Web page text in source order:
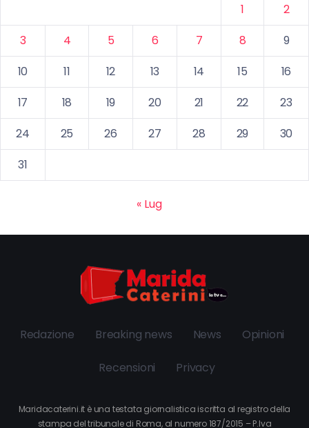
1
2
3
4 5 6 7 8
9
10
11 12 13 14 15
16
17
18 19 20 21 22
23
24
25 26 27 28 29
30
31
« Lug
Redazione Breaking news News Opinioni
Recensioni Privacy
Maridacaterini.it è una testata giornalistica iscritta al registro della
stampa del tribunale di Roma, al numero 187/2015 – P.Iva